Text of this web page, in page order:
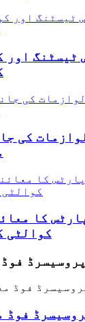
ٹیسٹنگ اور
کی
کا
کوالٹی
پروسیسرڈ
فوڈ